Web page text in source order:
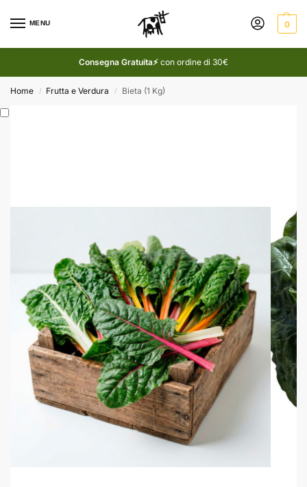
MENU 0
Consegna Gratuita⚡ con ordine di 30€
Home / Frutta e Verdura / Bieta (1 Kg)